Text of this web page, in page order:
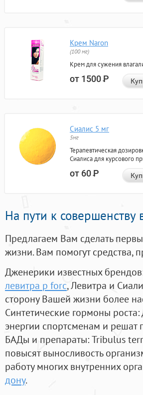
Крем Naron
(100 мг)
Крем для сужения
от 1500Р
Сиалис 5 мг
5мг
Терапевтическая
Сиалиса для курсового
от 60Р
На пути к совершенству
Предлагаем Вам сделать
жизни. Вам помогут средства,
Дженерики известных
левитра p forc, Левитра и
сторону Вашей жизни более
Синтетические гормоны роста
энергии спортсменам и
БАДы и препараты:Tribulus
повысят выносливость
работу многих внутренних
дону.